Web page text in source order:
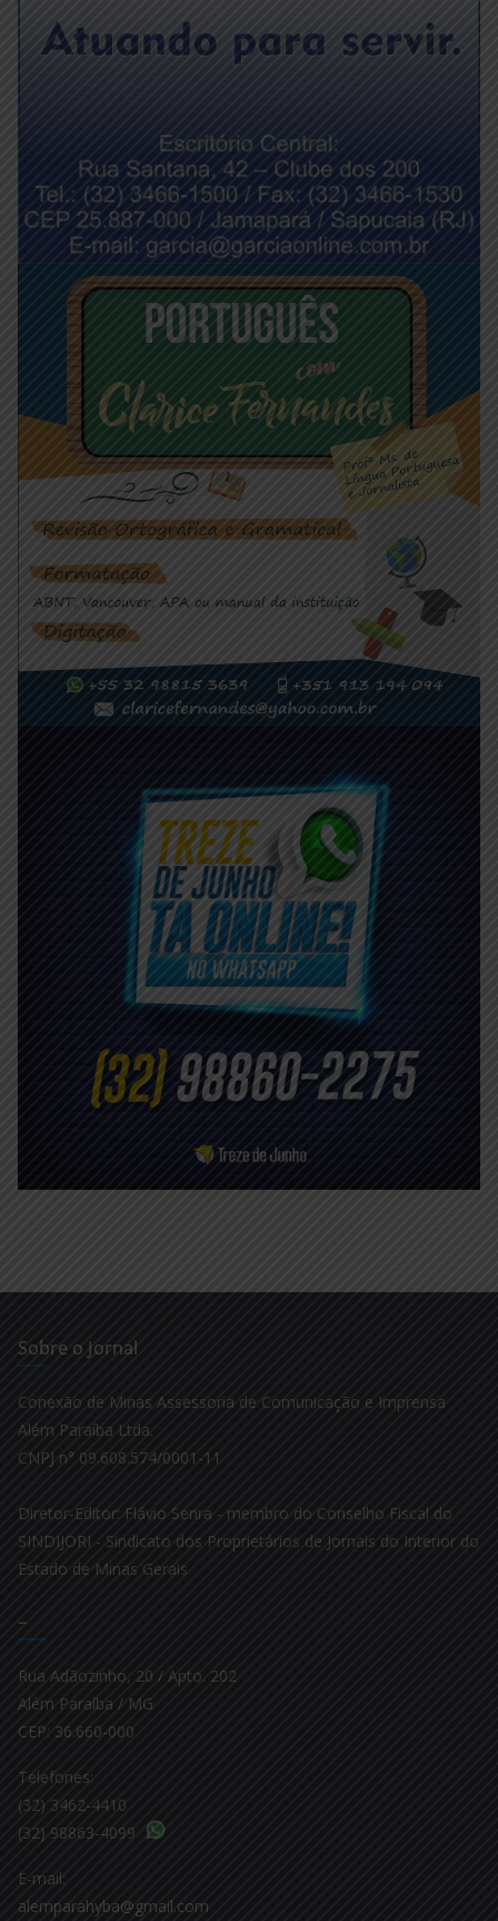
Sobre o Jornal
Conexão de Minas Assessoria de Comunicação e Imprensa
Além Paraíba Ltda.
CNPJ n° 09.608.574/0001-11
Diretor-Editor: Flávio Senra - membro do Conselho Fiscal do
SINDIJORI - Sindicato dos Proprietários de Jornais do Interior do
Estado de Minas Gerais
–
Rua Adãozinho, 20 / Apto. 202
Além Paraíba / MG
CEP: 36.660-000
Telefones:
(32) 3462-4410
(32) 98863-4099
E-mail:
alemparahyba@gmail.com